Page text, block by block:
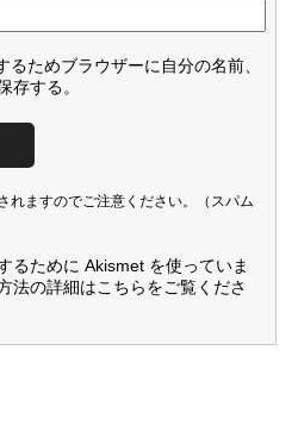
るためブラウザーに自分の名前、
存する。
れますのでご注意ください。（スパム
るために Akismet を使っていま
法の詳細はこちらをご覧くださ